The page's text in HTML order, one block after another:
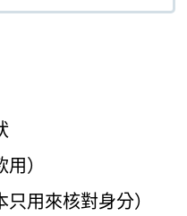
）
用來核對身分）